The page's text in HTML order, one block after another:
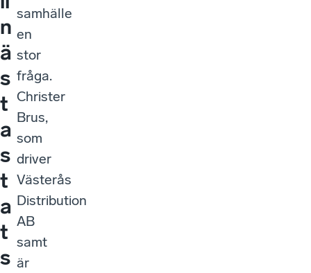
n
ä
s
t
a
s
t
a
t
s
samhälle
en
stor
fråga.
Christer
Brus,
som
driver
Västerås
Distribution
AB
samt
är